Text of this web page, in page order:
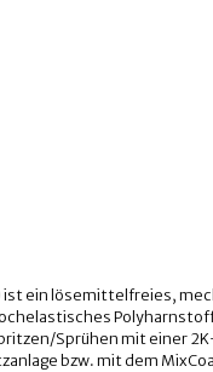
ist ein lösemittelfreies,
Sprühen mit einer
bzw. mit dem